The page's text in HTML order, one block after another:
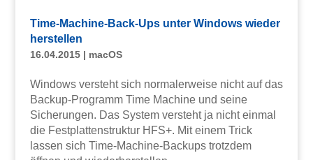
Time-Machine-Back-Ups unter Windows wieder
herstellen
16.04.2015| macOS
Windows versteht sich normalerweise nicht auf das
Backup-Programm Time Machine und seine
Sicherungen. Das System versteht ja nicht einmal
die Festplattenstruktur HFS+. Mit einem Trick
lassen sich Time-Machine-Backups trotzdem